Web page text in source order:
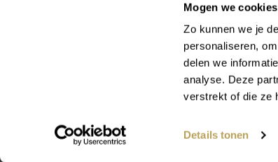
Mogen we
Zo kunnen we je
personaliseren,
delen we
analyse. Deze
verstrekt of die ze
Details tonen
WAAR KUNNEN WE JE